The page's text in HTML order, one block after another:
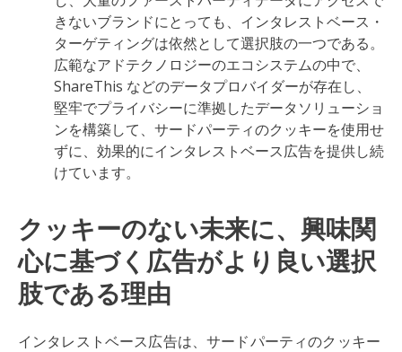
きないブランドにとっても、インタレストベース・
ターゲティングは依然として選択肢の一つである。
広範なアドテクノロジーのエコシステムの中で、
ShareThis などのデータプロバイダーが存在し、
堅牢でプライバシーに準拠したデータソリューショ
ンを構築して、サードパーティのクッキーを使用せ
ずに、効果的にインタレストベース広告を提供し続
けています。
クッキーのない未来に、興味関
心に基づく広告がより良い選択
肢である理由
インタレストベース広告は、サードパーティのクッキー